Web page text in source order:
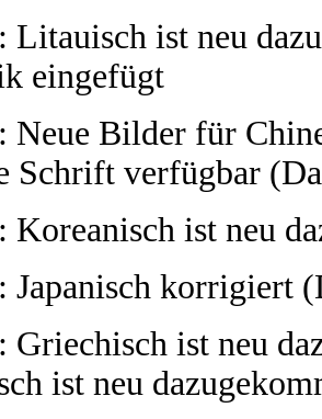
Litauisch ist neu
eingefügt
Neue Bilder für
Schrift verfügbar
Koreanisch ist neu
Japanisch korrigiert
Griechisch ist neu
ist neu